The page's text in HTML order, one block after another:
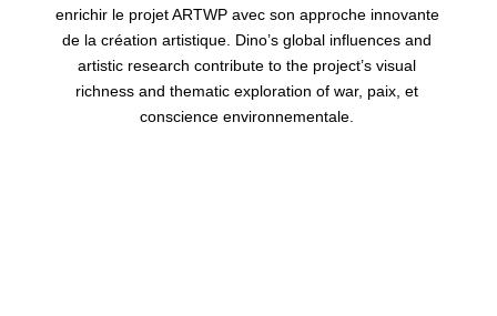
enrichir le projet ARTWP avec son approche innovante
de la création artistique. Dino’s global influences and
artistic research contribute to the project’s visual
richness and thematic exploration of war, paix, et
conscience environnementale.